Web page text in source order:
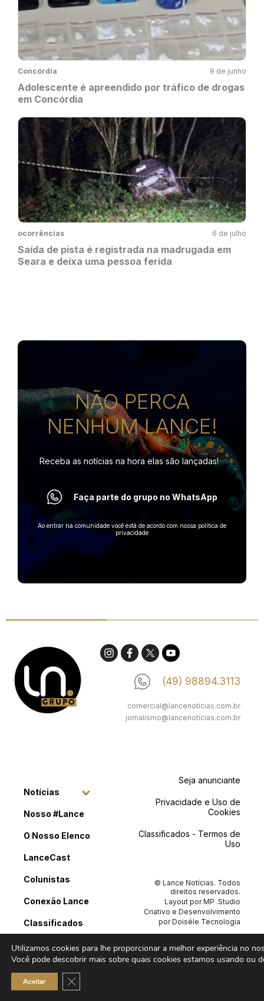
Concórdia 9 de junho
Adolescente é apreendido por tráfico de drogas
em Concórdia
ocorrências 6 de julho
Saída de pista é registrada na madrugada em
Seara e deixa uma pessoa ferida
NÃO PERCA
NENHUM LANCE!
Receba as notícias na hora elas são lançadas!
Faça parte do grupo no WhatsApp
Ao entrar na comunidade você está de acordo com nossa política de
privacidade
(49) 98894.3113
comercial@lancenoticias.com.br
jornalismo@lancenoticias.com.br
Notícias
Nosso #Lance
O Nosso Elenco
LanceCast
Colunistas
Conexão Lance
Classificados
Contato
Seja anunciante
Privacidade e Uso de
Cookies
Classificados - Termos de
Uso
© Lance Notícias. Todos
direitos reservados.
Layout porMP .Studio
Criativo e Desenvolvimento
porDoiséle Tecnologia
Utilizamos cookies para lhe proporcionar a melhor experiência no
Você pode descobrir mais sobre quais cookies estamos usando ou
Aceitar Close GDPR Cookie Banner